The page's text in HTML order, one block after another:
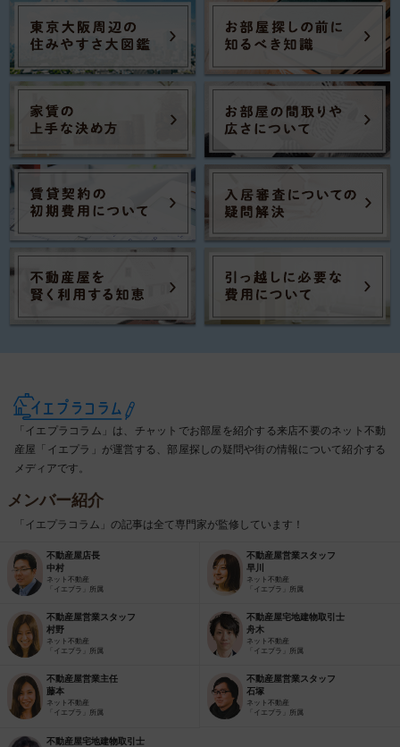
「イエプラコラム」は、チャットでお部屋を紹介する来店不要のネット不動
産屋「イエプラ」が運営する、部屋探しの疑問や街の情報について紹介する
メディアです。
メンバー紹介
「イエプラコラム」の記事は全て専門家が監修しています！
不動産屋店長
中村
ネット不動産
「イエプラ」所属
不動産屋営業スタッフ
早川
ネット不動産
「イエプラ」所属
不動産屋営業スタッフ
村野
ネット不動産
「イエプラ」所属
不動産屋宅地建物取引士
舟木
ネット不動産
「イエプラ」所属
不動産屋営業主任
藤本
ネット不動産
「イエプラ」所属
不動産屋営業スタッフ
石塚
ネット不動産
「イエプラ」所属
不動産屋宅地建物取引士